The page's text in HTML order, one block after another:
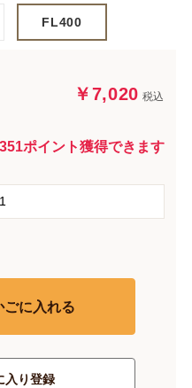
￥7,020 税込
351ポイント獲得できます
ごに入れる
入り登録
FL400